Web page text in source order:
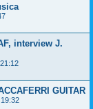
interview J.
GUITAR